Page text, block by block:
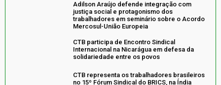
Adilson Araújo defende integração com
justiça social e protagonismo dos
trabalhadores em seminário sobre o Acordo
Mercosul-União Europeia
CTB participa de Encontro Sindical
Internacional na Nicarágua em defesa da
solidariedade entre os povos
CTB representa os trabalhadores brasileiros
no 15º Fórum Sindical do BRICS, na Índia